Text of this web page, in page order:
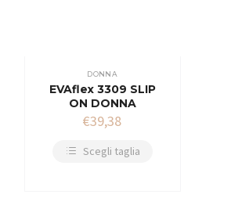
DONNA
EVAflex 3309 SLIP
ON DONNA
€39,38
Scegli taglia